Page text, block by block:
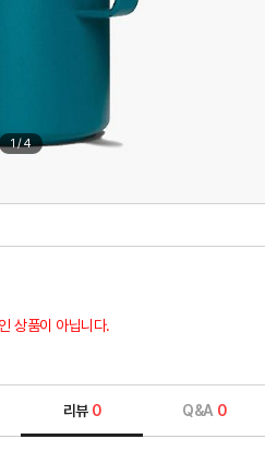
1/4
상품이 아닙니다.
리뷰 0 Q&A 0